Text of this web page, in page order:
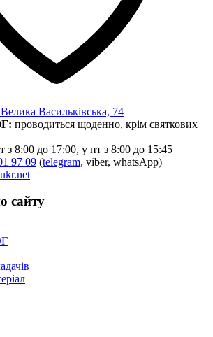
Васильківська, 74
проводиться щоденно, крім святкових
з 8:00 до 17:00, у пт з 8:00 до 15:45
97 09 (telegram, viber, whatsApp)
сайту